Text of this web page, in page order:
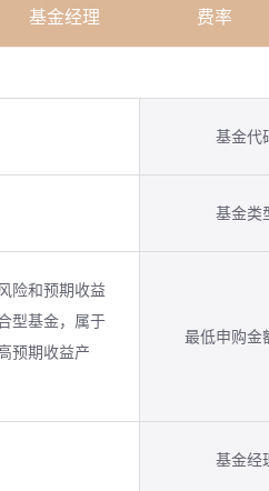
基金经理 费率
基金代
基金类
险和预期收益
型基金，属于
预期收益产
最低申购金
基金经